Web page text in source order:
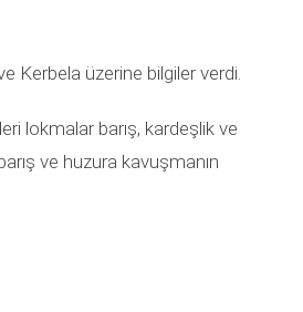
Kerbela üzerine bilgiler verdi.
lokmalar barış, kardeşlik ve
ve huzura kavuşmanın